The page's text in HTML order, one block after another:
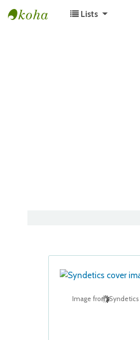
Lists
Image from Syndetics